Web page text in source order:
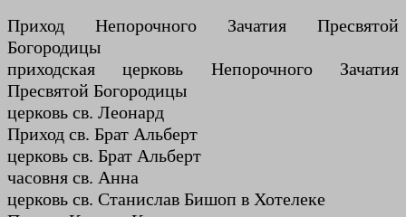
Приход Непорочного Зачатия Пресвятой
Богородицы
приходская церковь Непорочного Зачатия
Пресвятой Богородицы
церковь св. Леонард
Приход св. Брат Альберт
церковь св. Брат Альберт
часовня св. Анна
церковь св. Станислав Бишоп в Хотелеке